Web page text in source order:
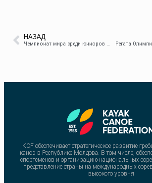
НАЗАД
Чемпионат мира среди юниоров и U23 по каноэ-спринту 2021 Регата
KCF обеспечивает стратегическое развитие
каноэ в Республике Молдова. В том числе,
спортсменов и организацию национальных
представление страны на международных
высокого уровня